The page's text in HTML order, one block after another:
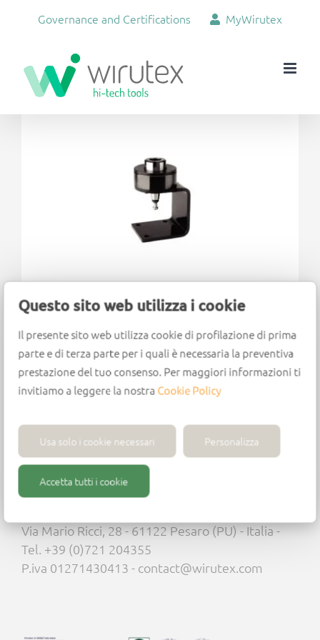
Questo sito web utilizza i cookie
Il presente sito web utilizza cookie di profilazione di prima
parte e di terza parte per i quali è necessaria la preventiva
prestazione del tuo consenso. Per maggiori informazioni ti
invitiamo a leggere la nostraCookie Policy
Usa solo i cookie necessari Personalizza
Accetta tutti i cookie
Governance and Certifications MyWirutex
For assembling and disassembling tools on the
This can be mounted on any workbench thanks
to the hole in the base.
Available for HSK 63F and ISO30 chucks
Via Mario Ricci, 28 - 61122 Pesaro (PU) - Italia -
Tel. +39 (0)721 204355
P.iva 01271430413 - contact@wirutex.com